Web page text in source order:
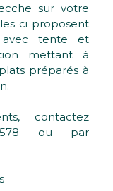
sur votre
ci proposent
tente et
mettant à
préparés à
contactez
ou par